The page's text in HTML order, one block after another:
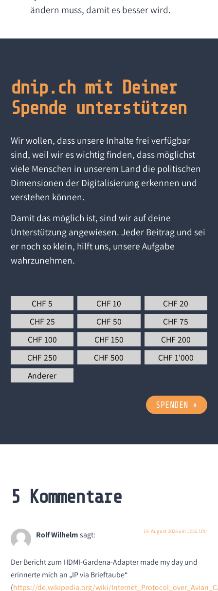
ändern muss, damit es besser wird.
dnip.ch mit Deiner
Spende unterstützen
Wir wollen, dass unsere Inhalte frei verfügbar
sind, weil wir es wichtig finden, dass möglichst
viele Menschen in unserem Land die politischen
Dimensionen der Digitalisierung erkennen und
verstehen können.
Damit das möglich ist, sind wir auf deine
Unterstützung angewiesen. Jeder Beitrag und sei
er noch so klein, hilft uns, unsere Aufgabe
wahrzunehmen.
CHF 5 CHF 10 CHF 20
CHF 25 CHF 50 CHF 75
CHF 100 CHF 150 CHF 200
CHF 250 CHF 500 CHF 1'000
Anderer
SPENDEN »
5 Kommentare
Rolf Wilhelm sagt: 19. August 2025 um 12:51 Uhr
Der Bericht zum HDMI-Gardena-Adapter made my day und
erinnerte mich an „IP via Brieftaube“
(https://de.wikipedia.org/wiki/